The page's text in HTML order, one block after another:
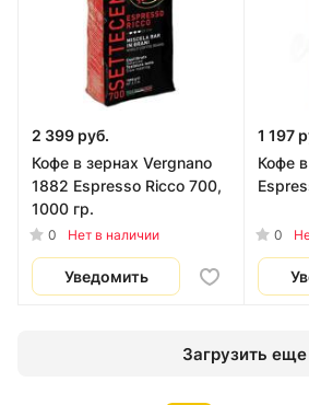
2 399 руб.
Кофе в зернах Vergnano
1882 Espresso Ricco 700,
1000 гр.
0 Нет в наличии
Уведомить
1 197
Кофе
0
Загрузить еще